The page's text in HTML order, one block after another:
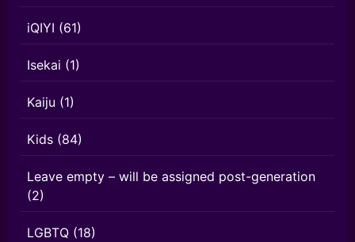
iQIYI (61)
Isekai (1)
Kaiju (1)
Kids (84)
Leave empty – will be assigned post-generation
(2)
LGBTQ (18)